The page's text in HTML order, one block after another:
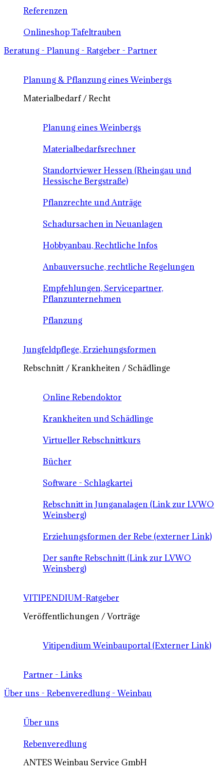
Referenzen
Onlineshop Tafeltrauben
Beratung - Planung - Ratgeber - Partner
Planung & Pflanzung eines Weinbergs
Materialbedarf / Recht
Planung eines Weinbergs
Materialbedarfsrechner
Standortviewer Hessen (Rheingau und
Hessische Bergstraße)
Pflanzrechte und Anträge
Schadursachen in Neuanlagen
Hobbyanbau, Rechtliche Infos
Anbauversuche, rechtliche Regelungen
Empfehlungen, Servicepartner,
Pflanzunternehmen
Pflanzung
Jungfeldpflege, Erziehungsformen
Rebschnitt / Krankheiten / Schädlinge
Online Rebendoktor
Krankheiten und Schädlinge
Virtueller Rebschnittkurs
Bücher
Software - Schlagkartei
Rebschnitt in Junganalagen (Link zur LVWO
Weinsberg)
Erziehungsformen der Rebe (externer Link)
Der sanfte Rebschnitt (Link zur LVWO
Weinsberg)
VITIPENDIUM-Ratgeber
Veröffentlichungen / Vorträge
Vitipendium Weinbauportal (Externer Link)
Partner - Links
Über uns - Rebenveredlung - Weinbau
Über uns
Rebenveredlung
ANTES Weinbau Service GmbH